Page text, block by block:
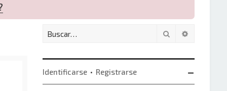
Buscar
Identificarse • Registrarse